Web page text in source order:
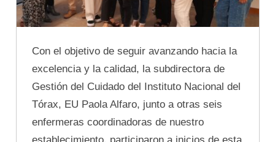
Con el objetivo de seguir avanzando hacia la
excelencia y la calidad, la subdirectora de
Gestión del Cuidado del Instituto Nacional del
Tórax, EU Paola Alfaro, junto a otras seis
enfermeras coordinadoras de nuestro